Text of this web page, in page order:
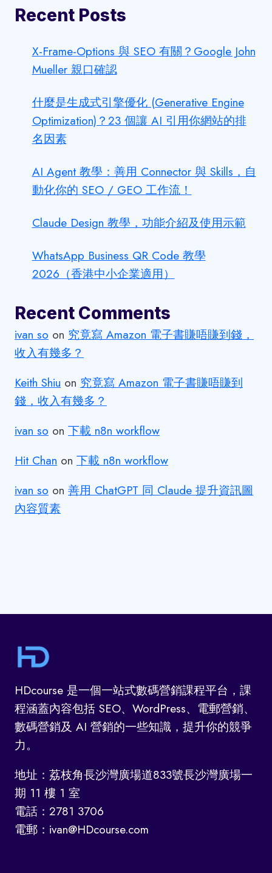
Recent Posts
X-Frame-Options 與 SEO 有關？Google John
Mueller 親口確認
什麼是生成式引擎優化 (Generative Engine
Optimization)？23 個讓 AI 引用你網站的排
名因素
AI Agent 教學：善用 Connector 與 Skills，自
動化你的 SEO / GEO 工作流！
Claude Design 教學，功能介紹及使用示範
WhatsApp Business QR Code 教學
2026（香港中小企業適用）
Recent Comments
ivan so on 究竟寫 Amazon 電子書賺唔賺到錢，
收入有幾多？
Keith Shiu on 究竟寫 Amazon 電子書賺唔賺到
錢，收入有幾多？
ivan so on 下載 n8n workflow
Hit Chan on 下載 n8n workflow
ivan so on 善用 ChatGPT 同 Claude 提升資訊圖
內容質素
HDcourse 是一個一站式數碼營銷課程平台，課
程涵蓋內容包括 SEO、WordPress、電郵營銷、
數碼營銷及 AI 營銷的一些知識，提升你的競爭
力。
地址：荔枝角長沙灣廣場道833號長沙灣廣場一
期 11 樓 1 室
電話：2781 3706
電郵：ivan@HDcourse.com